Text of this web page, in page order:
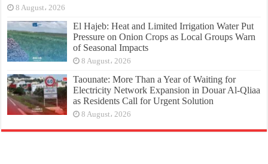
8 August، 2026
El Hajeb: Heat and Limited Irrigation Water Put
Pressure on Onion Crops as Local Groups Warn
of Seasonal Impacts
8 August، 2026
Taounate: More Than a Year of Waiting for
Electricity Network Expansion in Douar Al-Qliaa
as Residents Call for Urgent Solution
8 August، 2026